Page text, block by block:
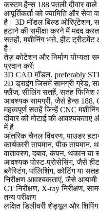
कस्टम हैन्स 188 पतली दीवार
आपूर्तिकर्ता को ज्यामिति और
है। 3D मॉडल बिल्ड ओरिएंटेशन,
हटाने की समीक्षा करने में मदद
सतहों, मशीनिंग भत्ते, हीट
है।
तेज़ कोटेशन और निर्माण योग्यता
प्रदान करें:
3D CAD मॉडल, preferably
2D ड्राइंग जिसमें सामग्री ग्रेड,
फ्लैंज, सीलिंग सतहें, सतह फिनिश
आवश्यक सामग्री, जैसे हैन्स 188,
महत्वपूर्ण सतहें जिन्हें CNC
दीवार की मोटाई की आवश्यकताएं
में है
आंतरिक चैनल विवरण, पाउडर
कार्यकारी तापमान, पीक
वातावरण, दबाव, कंपन, थकान या
आवश्यक पोस्ट-प्रोसेसिंग, जैसे
ब्लैस्टिंग, पॉलिशिंग, कोटिंग या
निरीक्षण आवश्यकताएं, जैसे आयामी
CT निरीक्षण, X-ray निरीक्षण,
तन्य परीक्षण
लक्षित डिलीवरी शेड्यूल और